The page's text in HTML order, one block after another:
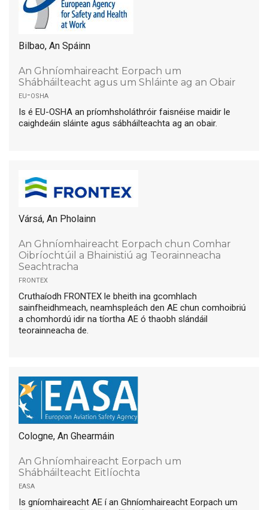
Bilbao, An Spáinn
An Ghníomhaireacht Eorpach um
Shábháilteacht agus um Shláinte ag an Obair
eu-osha
Is é EU-OSHA an príomhsholáthróir faisnéise maidir le
caighdeáin sláinte agus sábháilteachta ag an obair.
Vársá, An Pholainn
An Ghníomhaireacht Eorpach chun Comhar
Oibríochtúil a Bhainistiú ag Teorainneacha
Seachtracha
frontex
Cruthaíodh FRONTEX le bheith ina gcomhlach
sainfheidhmeach, neamhspleách den AE chun comhoibriú
a chomhordú idir na tíortha AE ó thaobh slándáil
teorainneacha de.
Cologne, An Ghearmáin
An Ghníomhaireacht Eorpach um
Shábháilteacht Eitlíochta
easa
Is gníomhaireacht AE í an Ghníomhaireacht Eorpach um